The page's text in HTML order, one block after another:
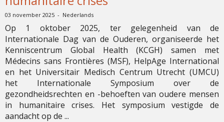
03 november 2025 - Nederlands
Op 1 oktober 2025, ter gelegenheid van de
Internationale Dag van de Ouderen, organiseerde het
Kenniscentrum Global Health (KCGH) samen met
Médecins sans Frontières (MSF), HelpAge International
en het Universitair Medisch Centrum Utrecht (UMCU)
het Internationale Symposium over de
gezondheidsrechten en -behoeften van oudere mensen
in humanitaire crises. Het symposium vestigde de
aandacht op de ...